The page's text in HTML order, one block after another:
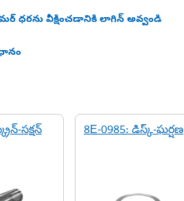
ధరను వీక్షించడానికి లాగిన్ అవ్వండి
సక్షన్ 8E-0985: డిస్క్-ఘర్షణ